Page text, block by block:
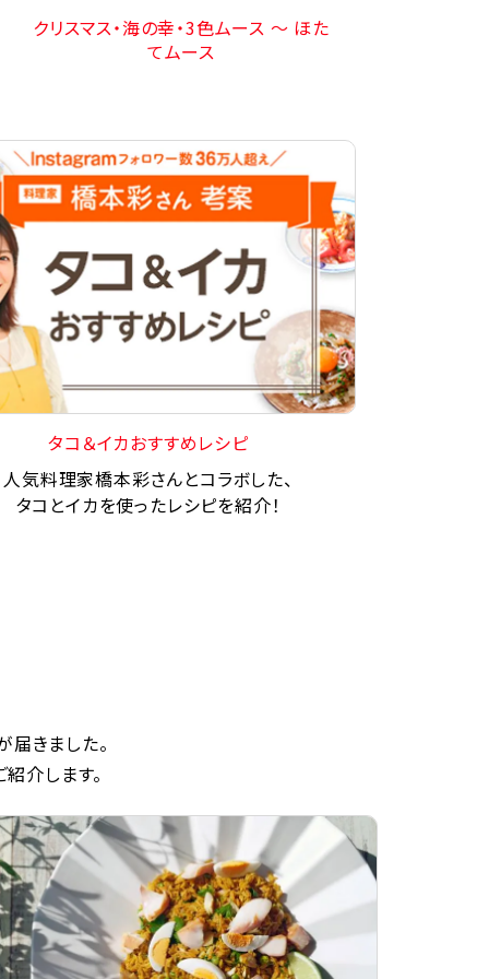
クリスマス・海の幸・3色ムース ～ ほた
てムース
タコ＆イカおすすめレシピ
人気料理家橋本彩さんとコラボした、
タコとイカを使ったレシピを紹介！
きました。
介します。